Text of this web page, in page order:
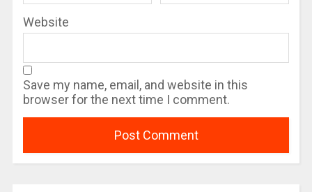
Website
Save my name, email, and website in this
browser for the next time I comment.